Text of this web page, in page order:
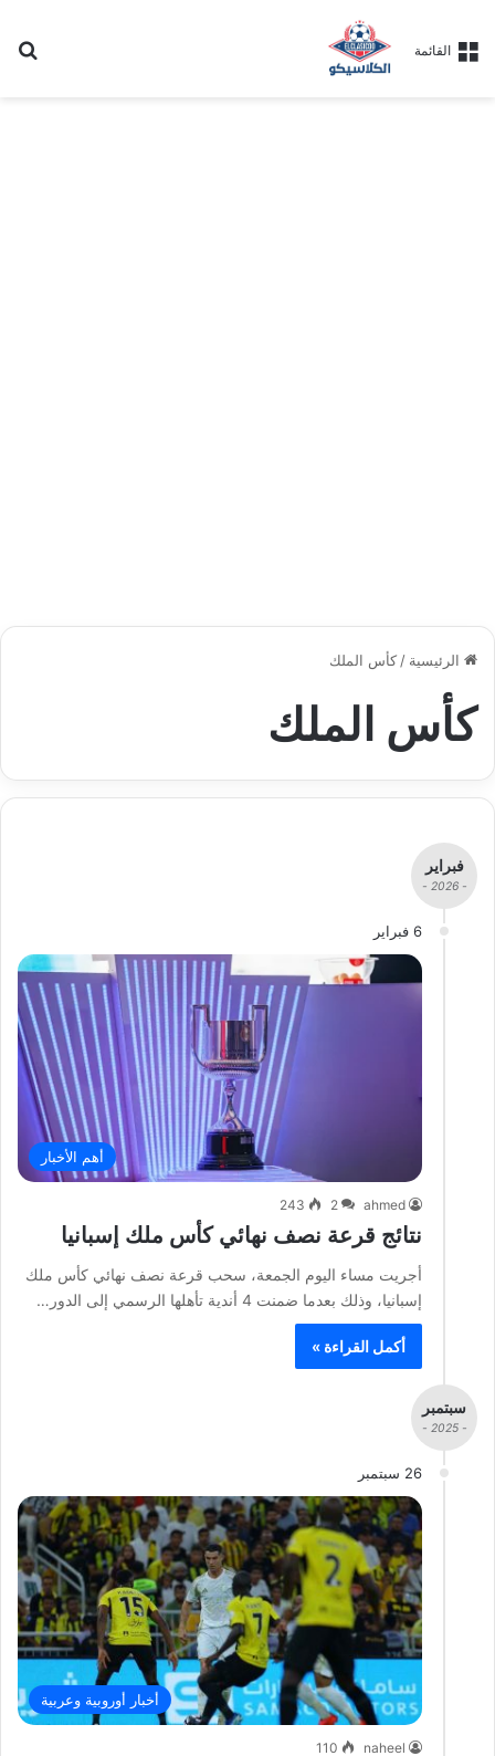
القائمة
الرئيسية / كأس الملك
كأس الملك
فبراير
- 2026 -
6 فبراير
أهم الأخبار
ahmed
2
243
نتائج قرعة نصف نهائي كأس ملك إسبانيا
أجريت مساء اليوم الجمعة، سحب قرعة نصف نهائي كأس ملك
إسبانيا، وذلك بعدما ضمنت 4 أندية تأهلها الرسمي إلى الدور…
أكمل القراءة »
سبتمبر
- 2025 -
26 سبتمبر
أخبار أوروبية وعربية
naheel
110